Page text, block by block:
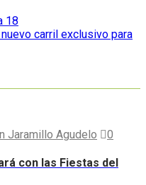
18
carril exclusivo para
Jaramillo Agudelo 0
con las Fiestas del